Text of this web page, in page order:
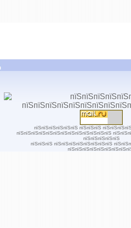
пїЅпїЅпїЅпїЅпїЅпїЅ пїЅпїЅпїЅ
пїЅпїЅпїЅпїЅпїЅпїЅпїЅпїЅпїЅпїЅпїЅпїЅпїЅ
пїЅпїЅпїЅпїЅпїЅ
пїЅпїЅпїЅ пїЅпїЅпїЅпїЅпїЅпїЅпїЅпїЅ